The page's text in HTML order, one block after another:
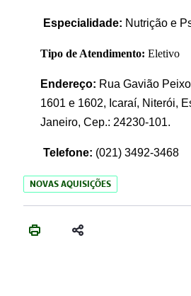
Especialidade: Nutrição e
Tipo de Atendimento: Eletivo
Endereço: Rua Gavião
1601 e 1602, Icaraí, Niterói,
Janeiro, Cep.: 24230-101.
Telefone: (021) 3492-3468
NOVAS AQUISIÇÕES